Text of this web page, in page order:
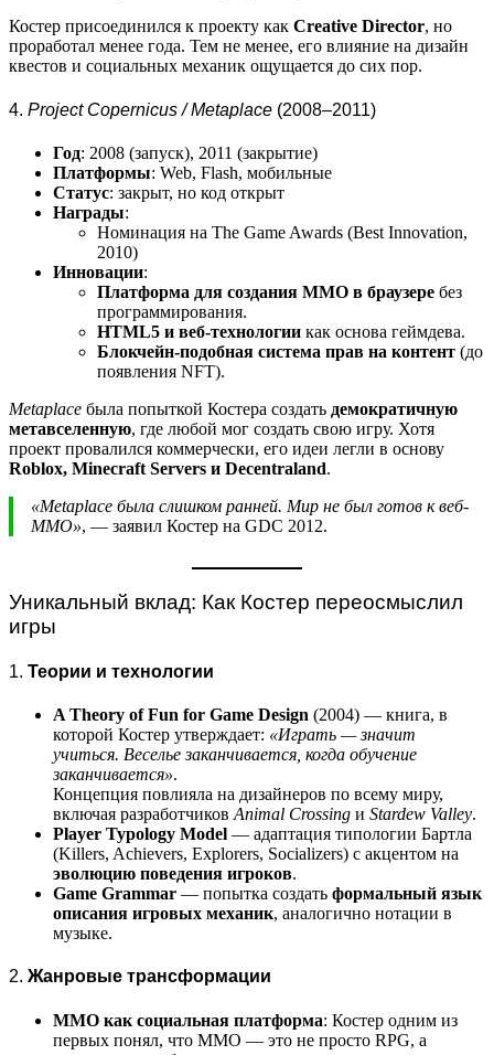
Костер присоединился к проекту как Creative Director, но
проработал менее года. Тем не менее, его влияние на дизайн
квестов и социальных механик ощущается до сих пор.
4. Project Copernicus / Metaplace (2008–2011)
Год: 2008 (запуск), 2011 (закрытие)
Платформы: Web, Flash, мобильные
Статус: закрыт, но код открыт
Награды:
Номинация на The Game Awards (Best Innovation,
2010)
Инновации:
Платформа для создания MMO в браузере без
программирования.
HTML5 и веб-технологии как основа геймдева.
Блокчейн-подобная система прав на контент (до
появления NFT).
Metaplace была попыткой Костера создать демократичную
метавселенную, где любой мог создать свою игру. Хотя
проект провалился коммерчески, его идеи легли в основу
Roblox, Minecraft Servers и Decentraland.
«Metaplace была слишком ранней. Мир не был готов к веб-
ММО», — заявил Костер на GDC 2012.
Уникальный вклад: Как Костер переосмыслил
игры
1. Теории и технологии
A Theory of Fun for Game Design (2004) — книга, в
которой Костер утверждает: «Играть — значит
учиться. Веселье заканчивается, когда обучение
заканчивается».
Концепция повлияла на дизайнеров по всему миру,
включая разработчиков Animal Crossing и Stardew Valley.
Player Typology Model — адаптация типологии Бартла
(Killers, Achievers, Explorers, Socializers) с акцентом на
эволюцию поведения игроков.
Game Grammar — попытка создать формальный язык
описания игровых механик, аналогично нотации в
музыке.
2. Жанровые трансформации
MMO как социальная платформа: Костер одним из
первых понял, что MMO — это не просто RPG, а